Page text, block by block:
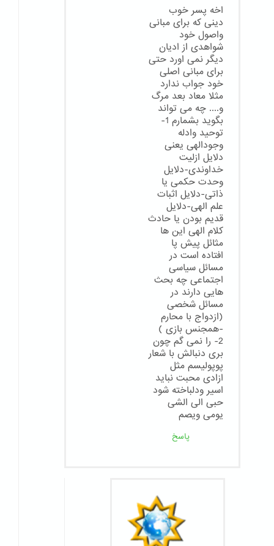
اخه پسر خوب
دینی که برای مبانی
واصول خود
شواهدی از ادیان
دیگر نمی اورد حتی
برای مبانی اصلی
خود جواب ندارد
مثلا معاد بعد مرگ
و.... چه می تواند
بگوید بشمارم 1-
توحید وادله
وجودالهی یعنی
دلایل ازلیت
خداوندی-دلایل
وحدت حکمی یا
ذاتی-دلایل اثبات
علم الهی-دلایل
قدیم بودن یا حادث
کلام الهی این ها
مثائل پیش پا
افتاده است در
مسائل سیاسی
اجتماعی چه بحث
هایی دارند در
مسائل شخصی
(ازدواج با محارم
-همجنس بازی )
2- را نمی گم چون
بری دنبالش با شعار
پوپولیسم مثل
ازادی محبت نباید
اسیر ودلباخته شود
حبی الی الشی
یومی ویصم
پاسخ